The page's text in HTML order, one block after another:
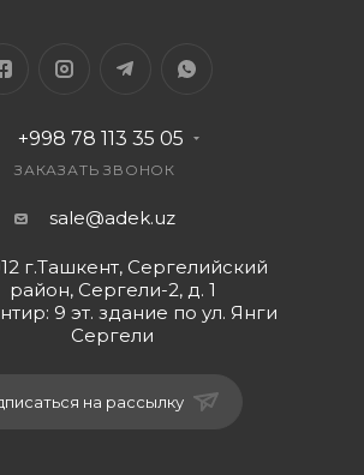
циклов заряд-разряд
+998 78 113 35 05
ЗАКАЗАТЬ ЗВОНОК
sale@adek.uz
г.Ташкент, Сергелийский
район, Сергели-2, д. 1
9 эт. здание по ул. Янги
Сергели
на рассылку